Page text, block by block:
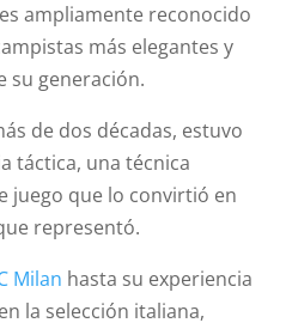
ampliamente reconocido
más elegantes y
su generación.
de dos décadas, estuvo
táctica, una técnica
juego que lo convirtió en
representó.
Milan hasta su experiencia
la selección italiana,